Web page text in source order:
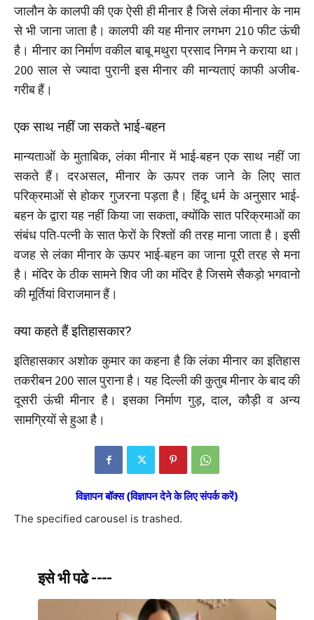
जालौन के कालपी की एक ऐसी ही मीनार है जिसे लंका मीनार के नाम
से भी जाना जाता है। कालपी की यह मीनार लगभग 210 फीट ऊंची
है। मीनार का निर्माण वकील बाबू मथुरा प्रसाद निगम ने कराया था।
200 साल से ज्यादा पुरानी इस मीनार की मान्यताएं काफी अजीब-
गरीब हैं।
एक साथ नहीं जा सकते भाई-बहन
मान्यताओं के मुताबिक, लंका मीनार में भाई-बहन एक साथ नहीं जा
सकते हैं। दरअसल, मीनार के ऊपर तक जाने के लिए सात
परिक्रमाओं से होकर गुजरना पड़ता है। हिंदू धर्म के अनुसार भाई-
बहन के द्वारा यह नहीं किया जा सकता, क्योंकि सात परिक्रमाओं का
संबंध पति-पत्नी के सात फेरों के रिश्तों की तरह माना जाता है। इसी
वजह से लंका मीनार के ऊपर भाई-बहन का जाना पूरी तरह से मना
है। मंदिर के ठीक सामने शिव जी का मंदिर है जिसमे सैकड़ो भगवानो
की मूर्तियां विराजमान हैं।
क्या कहते हैं इतिहासकार?
इतिहासकार अशोक कुमार का कहना है कि लंका मीनार का इतिहास
तकरीबन 200 साल पुराना है। यह दिल्ली की कुतुब मीनार के बाद की
दूसरी ऊंची मीनार है। इसका निर्माण गुड़, दाल, कौड़ी व अन्य
सामग्रियों से हुआ है।
विज्ञापन बॉक्स (विज्ञापन देने के लिए संपर्क करें)
The specified carousel is trashed.
इसे भी पढे ----